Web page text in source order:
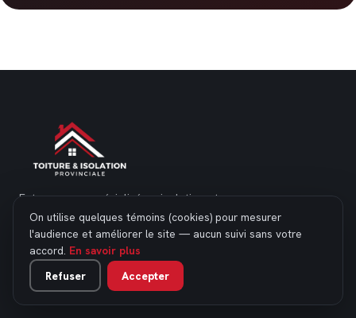
Entrepreneur spécialisé en isolation et
toiture, résidentiel et commercial, partout
au Québec — un travail soigné qu'on est
fier de signer.
1 877 445-4610
On utilise quelques témoins (cookies) pour mesurer
l'audience et améliorer le site — aucun suivi sans votre
accord. En savoir plus
Refuser
Accepter